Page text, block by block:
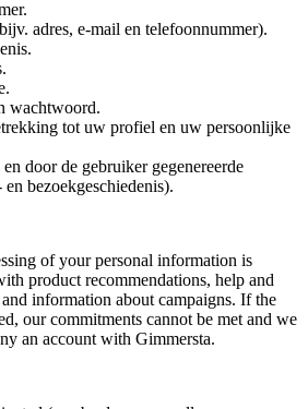
adres, e-mail en telefoonnummer).
wachtwoord.
tot uw profiel en uw persoonlijke
door de gebruiker gegenereerde
bezoekgeschiedenis).
of your personal information is
product recommendations, help and
information about campaigns. If the
our commitments cannot be met and we
an account with Gimmersta.